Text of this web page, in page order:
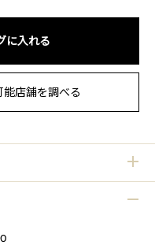
に入れる
店舗を調べる